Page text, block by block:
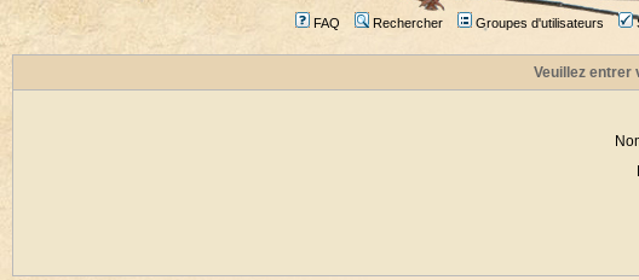
FAQ Rechercher Groupes d'utilisateurs
Veuillez entrer